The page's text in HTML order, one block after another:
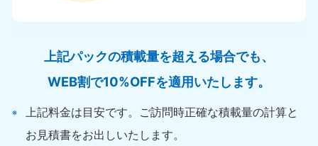
上記パックの積載量を超える場合でも、
WEB割で10%OFFを適用いたします。
上記料金は目安です。ご訪問時正確な積載量の計算と
お見積書をお出しいたします。